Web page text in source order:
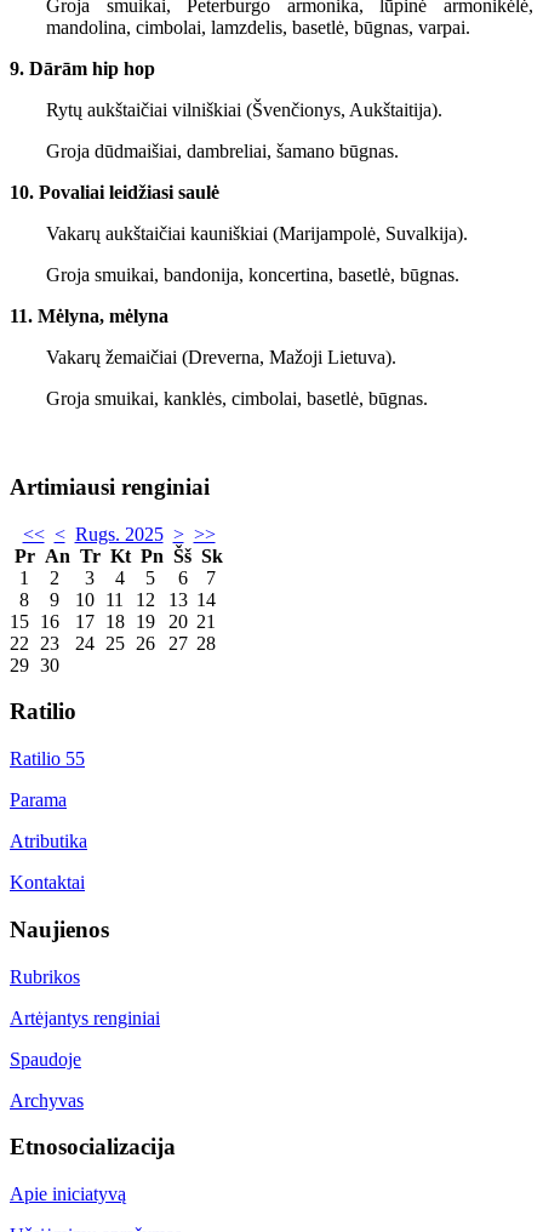
Groja smuikai, Peterburgo armonika, lūpinė armonikėlė,
mandolina, cimbolai, lamzdelis, basetlė, būgnas, varpai.
9. Dārām hip hop
Rytų aukštaičiai vilniškiai (Švenčionys, Aukštaitija).
Groja dūdmaišiai, dambreliai, šamano būgnas.
10. Povaliai leidžiasi saulė
Vakarų aukštaičiai kauniškiai (Marijampolė, Suvalkija).
Groja smuikai, bandonija, koncertina, basetlė, būgnas.
11. Mėlyna, mėlyna
Vakarų žemaičiai (Dreverna, Mažoji Lietuva).
Groja smuikai, kanklės, cimbolai, basetlė, būgnas.
Artimiausi renginiai
<< < Rugs. 2025 > >>
Pr An Tr Kt Pn Šš Sk
1
2 3 4 5 6
7
8
9 10 11 12 13 14
15 16 17 18 19 20 21
22
23 24 25 26 27 28
29 30
Ratilio
Ratilio 55
Parama
Atributika
Kontaktai
Naujienos
Rubrikos
Artėjantys renginiai
Spaudoje
Archyvas
Etnosocializacija
Apie iniciatyvą